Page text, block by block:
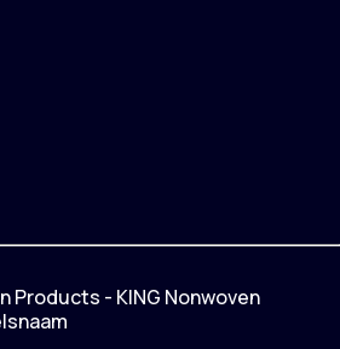
Products - KING Nonwoven